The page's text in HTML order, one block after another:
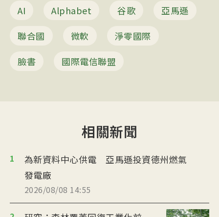
AI Alphabet 谷歌
亞馬遜
聯合國
微軟
淨零國際
臉書
國際電信聯盟
相關新聞
1
為新資料中心供電 亞馬遜投資德州燃氣
發電廠
2026/08/08 14:55